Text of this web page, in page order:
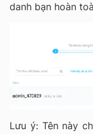
danh bạn hoàn
Lưu ý: Tên này